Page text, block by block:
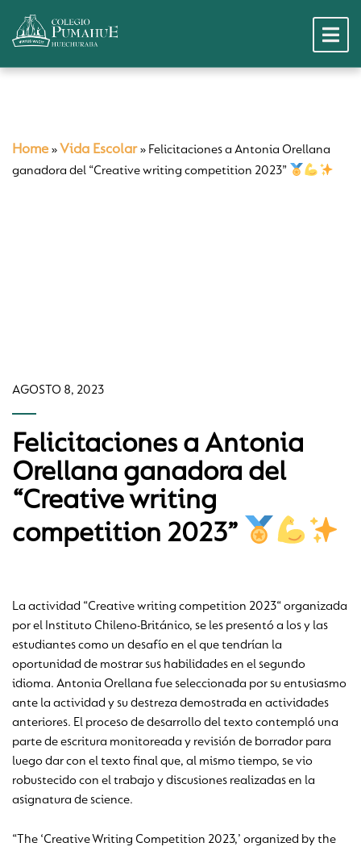
Home » Vida Escolar» Felicitaciones a Antonia Orellana
ganadora del “Creative writing competition 2023”
AGOSTO 8, 2023
Felicitaciones a Antonia
Orellana ganadora del
“Creative writing
competition 2023”
La actividad “Creative writing competition 2023“ organizada
por el Instituto Chileno-Británico, se les presentó a los y las
estudiantes como un desafío en el que tendrían la
oportunidad de mostrar sus habilidades en el segundo
idioma. Antonia Orellana fue seleccionada por su entusiasmo
ante la actividad y su destreza demostrada en actividades
anteriores. El proceso de desarrollo del texto contempló una
parte de escritura monitoreada y revisión de borrador para
luego dar con el texto final que, al mismo tiempo, se vio
robustecido con el trabajo y discusiones realizadas en la
asignatura de science.
“The ‘Creative Writing Competition 2023,’ organized by the